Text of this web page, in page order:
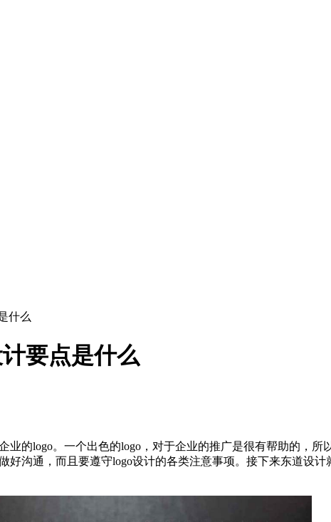
什么
要点是什么
的logo。一个出色的logo，对于企业的推广是很有帮助的，
沟通，而且要遵守logo设计的各类注意事项。接下来东道设计